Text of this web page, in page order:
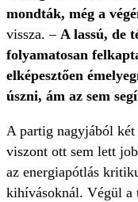
mondták, még a
vissza. – A lassú, de
folyamatosan
elképesztően
úszni, ám az sem
A partig nagyjából
viszont ott sem lett
az energiapótlás
kihívásoknál. Végül a